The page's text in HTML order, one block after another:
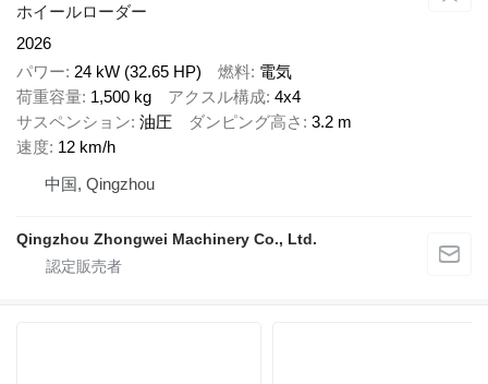
ホイールローダー
2026
パワー 24 kW (32.65 HP) 燃料 電気
荷重容量 1,500 kg アクスル構成 4x4
サスペンション 油圧 ダンピング高さ
3.2 m
速度 12 km/h
中国, Qingzhou
Qingzhou Zhongwei Machinery Co., Ltd.